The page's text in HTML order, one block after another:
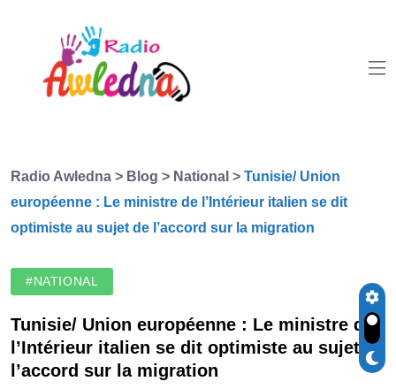
Radio Awledna > Blog > National > Tunisie/ Union
européenne : Le ministre de l’Intérieur italien se dit
optimiste au sujet de l’accord sur la migration
#NATIONAL
Tunisie/ Union européenne : Le ministre de
l’Intérieur italien se dit optimiste au sujet de
l’accord sur la migration